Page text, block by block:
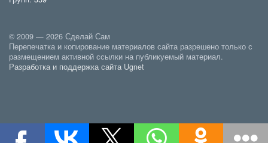
© 2009 — 2026 Сделай Сам
Перепечатка и копирование материалов сайта разрешено только с
размещением активной ссылки на публикуемый материал.
Разработка и поддержка сайта Ugnet